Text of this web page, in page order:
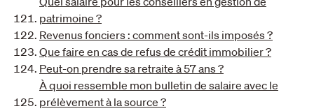
patrimoine ?
Revenus fonciers : comment sont-ils imposés ?
Que faire en cas de refus de crédit immobilier ?
Peut-on prendre sa retraite à 57 ans ?
À quoi ressemble mon bulletin de salaire avec le
prélèvement à la source ?